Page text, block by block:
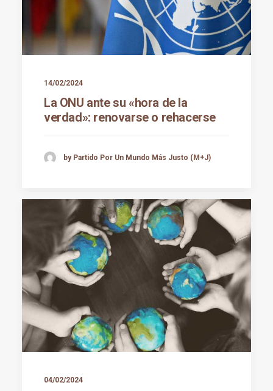
14/02/2024
La ONU ante su «hora de la
verdad»: renovarse o rehacerse
by Partido Por Un Mundo Más Justo (M+J)
04/02/2024